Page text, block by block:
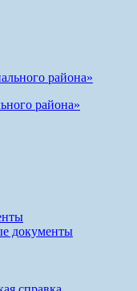
района»
документы